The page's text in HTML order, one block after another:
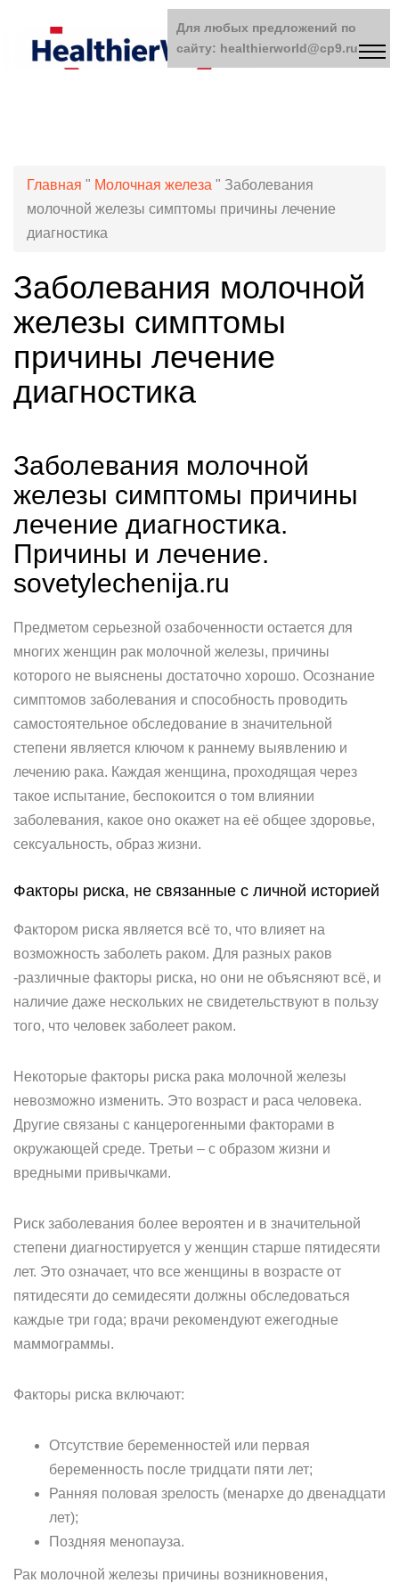
Главная " Молочная железа " Заболевания
молочной железы симптомы причины лечение
диагностика
Заболевания молочной
железы симптомы
причины лечение
диагностика
Заболевания молочной
железы симптомы причины
лечение диагностика.
Причины и лечение.
sovetylechenija.ru
Предметом серьезной озабоченности остается для
многих женщин рак молочной железы, причины
которого не выяснены достаточно хорошо. Осознание
симптомов заболевания и способность проводить
самостоятельное обследование в значительной
степени является ключом к раннему выявлению и
лечению рака. Каждая женщина, проходящая через
такое испытание, беспокоится о том влиянии
заболевания, какое оно окажет на её общее здоровье,
сексуальность, образ жизни.
Факторы риска, не связанные с личной историей
Фактором риска является всё то, что влияет на
возможность заболеть раком. Для разных раков
-различные факторы риска, но они не объясняют всё, и
наличие даже нескольких не свидетельствуют в пользу
того, что человек заболеет раком.
Некоторые факторы риска рака молочной железы
невозможно изменить. Это возраст и раса человека.
Другие связаны с канцерогенными факторами в
окружающей среде. Третьи – с образом жизни и
вредными привычками.
Риск заболевания более вероятен и в значительной
степени диагностируется у женщин старше пятидесяти
лет. Это означает, что все женщины в возрасте от
пятидесяти до семидесяти должны обследоваться
каждые три года; врачи рекомендуют ежегодные
маммограммы.
Факторы риска включают:
Отсутствие беременностей или первая
беременность после тридцати пяти лет;
Ранняя половая зрелость (менархе до двенадцати
лет);
Поздняя менопауза.
Рак молочной железы причины возникновения,
Для любых предложений по
сайту: healthierworld@cp9.ru